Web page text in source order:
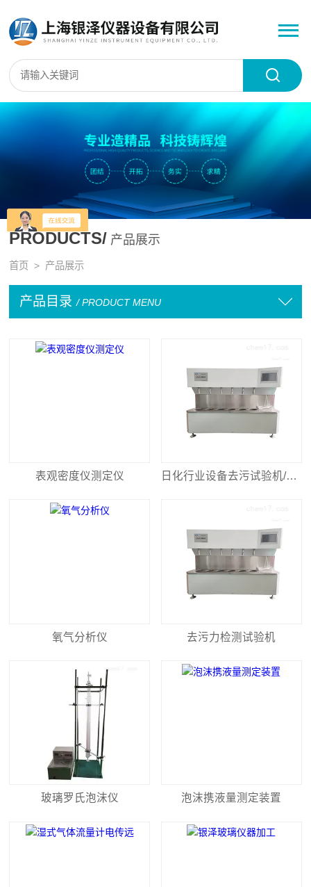
PRODUCTS/ 产品展示
首页 > 产品展示
产品目录 / PRODUCT MENU
表观密度仪测定仪 日化行业设备去污试验机/洗衣液去污力设备
氧气分析仪 去污力检测试验机
玻璃罗氏泡沫仪 泡沫携液量测定装置